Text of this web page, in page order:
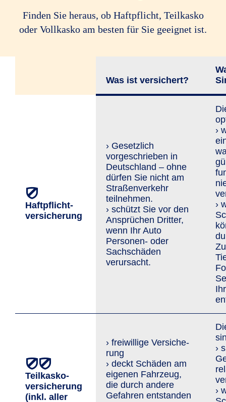
Finden Sie heraus, ob Haftpflicht, Teilkasko
oder Vollkasko am besten für Sie geeignet ist.
Was ist versichert?
Haftpflicht­
versicherung
› Gesetzlich
vorgeschrieben in
Deutschland – ohne
dürfen Sie nicht am
Straßenverkehr
teilnehmen.
› schützt Sie vor den
An­sprü­chen Dritter,
wenn Ihr Auto
Personen- oder
Sachschäden
verursacht.
›
›
Teilkasko­
versicherung
(inkl. aller
› freiwillige Versi­che­
rung
› deckt Schäden am
eigenen Fahrzeug,
die durch andere
Gefahren entstanden
›
›